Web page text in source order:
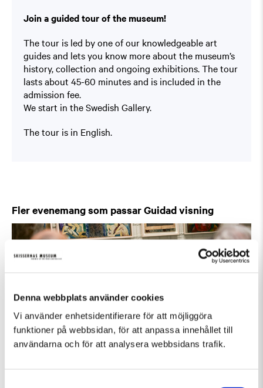
Denna webbplats använder cookies
Vi använder enhetsidentifierare för att möjliggöra
funktioner på webbsidan, för att anpassa innehållet till
användarna och för att analysera webbsidans trafik.
Join a guided tour of the museum!
The tour is led by one of our knowledgeable art
guides and lets you know more about the museum’s
history, collection and ongoing exhibitions. The tour
lasts about 45-60 minutes and is included in the
admission fee.
We start in the Swedish Gallery.
The tour is in English.
Fler evenemang som passar Guidad visning